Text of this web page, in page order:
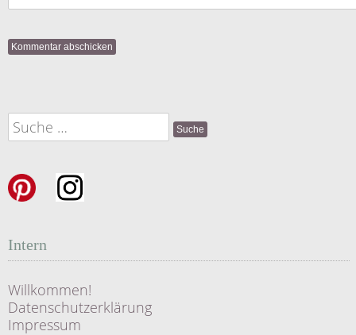
Suche
nach:
Intern
Willkommen!
Datenschutzerklärung
Impressum